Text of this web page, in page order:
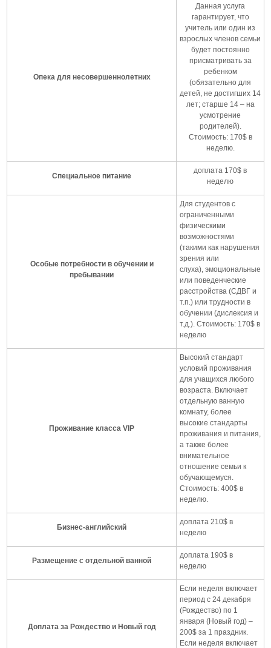
Опека для несовершеннолетних
Данная услуга
гарантирует, что
учитель или один из
взрослых членов семьи
будет постоянно
присматривать за
ребенком
(обязательно для
детей, не достигших 14
лет; старше 14 – на
усмотрение
родителей).
Стоимость: 170$ в
неделю.
Специальное питание
доплата 170$ в
неделю
Особые потребности в обучении и
пребывании
Для студентов с
ограниченными
физическими
возможностями
(такими как нарушения
зрения или
слуха), эмоциональные
или поведенческие
расстройства (СДВГ и
т.п.) или трудности в
обучении (дислексия и
т.д.). Стоимость: 170$ в
неделю
Проживание класса VIP
Высокий стандарт
условий проживания
для учащихся любого
возраста. Включает
отдельную ванную
комнату, более
высокие стандарты
проживания и питания,
а также более
внимательное
отношение семьи к
обучающемуся.
Стоимость: 400$ в
неделю.
Бизнес-английский
доплата 210$ в
неделю
Размещение с отдельной ванной
доплата 190$ в
неделю
Доплата за Рождество и Новый год
Если неделя включает
период с 24 декабря
(Рождество) по 1
января (Новый год) –
200$ за 1 праздник.
Если неделя включает